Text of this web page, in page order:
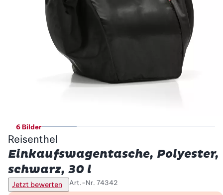
6 Bilder
Reisenthel
Einkaufswagentasche, Polyester,
schwarz, 30 l
Jetzt bewerten Art.-Nr. 74342